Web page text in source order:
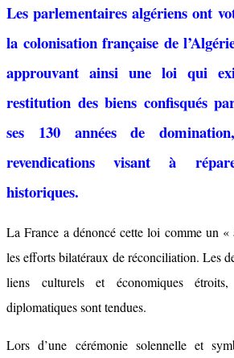
Les parlementaires algériens ont
la colonisation française de
approuvant ainsi une loi qui
restitution des biens confisqués
ses 130 années de
revendications visant à
historiques.
La France a dénoncé cette loi comme un «
les efforts bilatéraux de réconciliation. Les
liens culturels et économiques
diplomatiques sont tendues.
Lors d’une cérémonie solennelle et